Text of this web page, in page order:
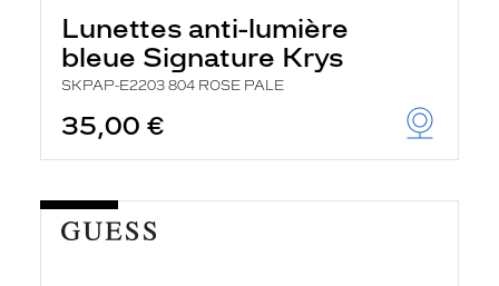
Lunettes anti-lumière
bleue Signature Krys
SKPAP-E2203 804 ROSE PALE
35,00 €